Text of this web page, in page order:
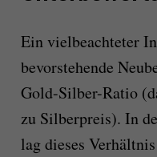
Ein vielbeachteter
bevorstehende
Gold-Silber-Ratio
zu Silberpreis). In
lag dieses